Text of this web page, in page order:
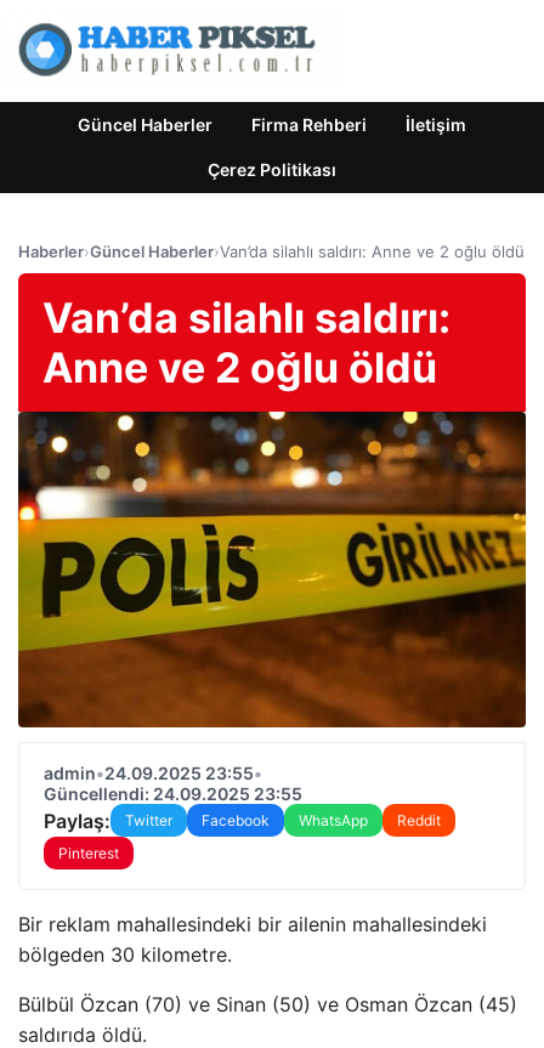
Güncel Haberler Firma Rehberi İletişim
Çerez Politikası
Haberler›Güncel Haberler›Van’da silahlı saldırı: Anne ve 2 oğlu öldü
Van’da silahlı saldırı:
Anne ve 2 oğlu öldü
admin•24.09.2025 23:55•
Güncellendi: 24.09.2025 23:55
Paylaş: Twitter Facebook WhatsApp
Reddit
Pinterest
Bir reklam mahallesindeki bir ailenin mahallesindeki
bölgeden 30 kilometre.
Bülbül Özcan (70) ve Sinan (50) ve Osman Özcan (45)
saldırıda öldü.